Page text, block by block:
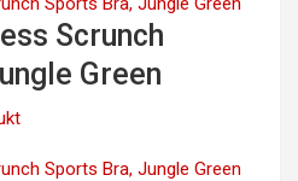
Scrunch
Green